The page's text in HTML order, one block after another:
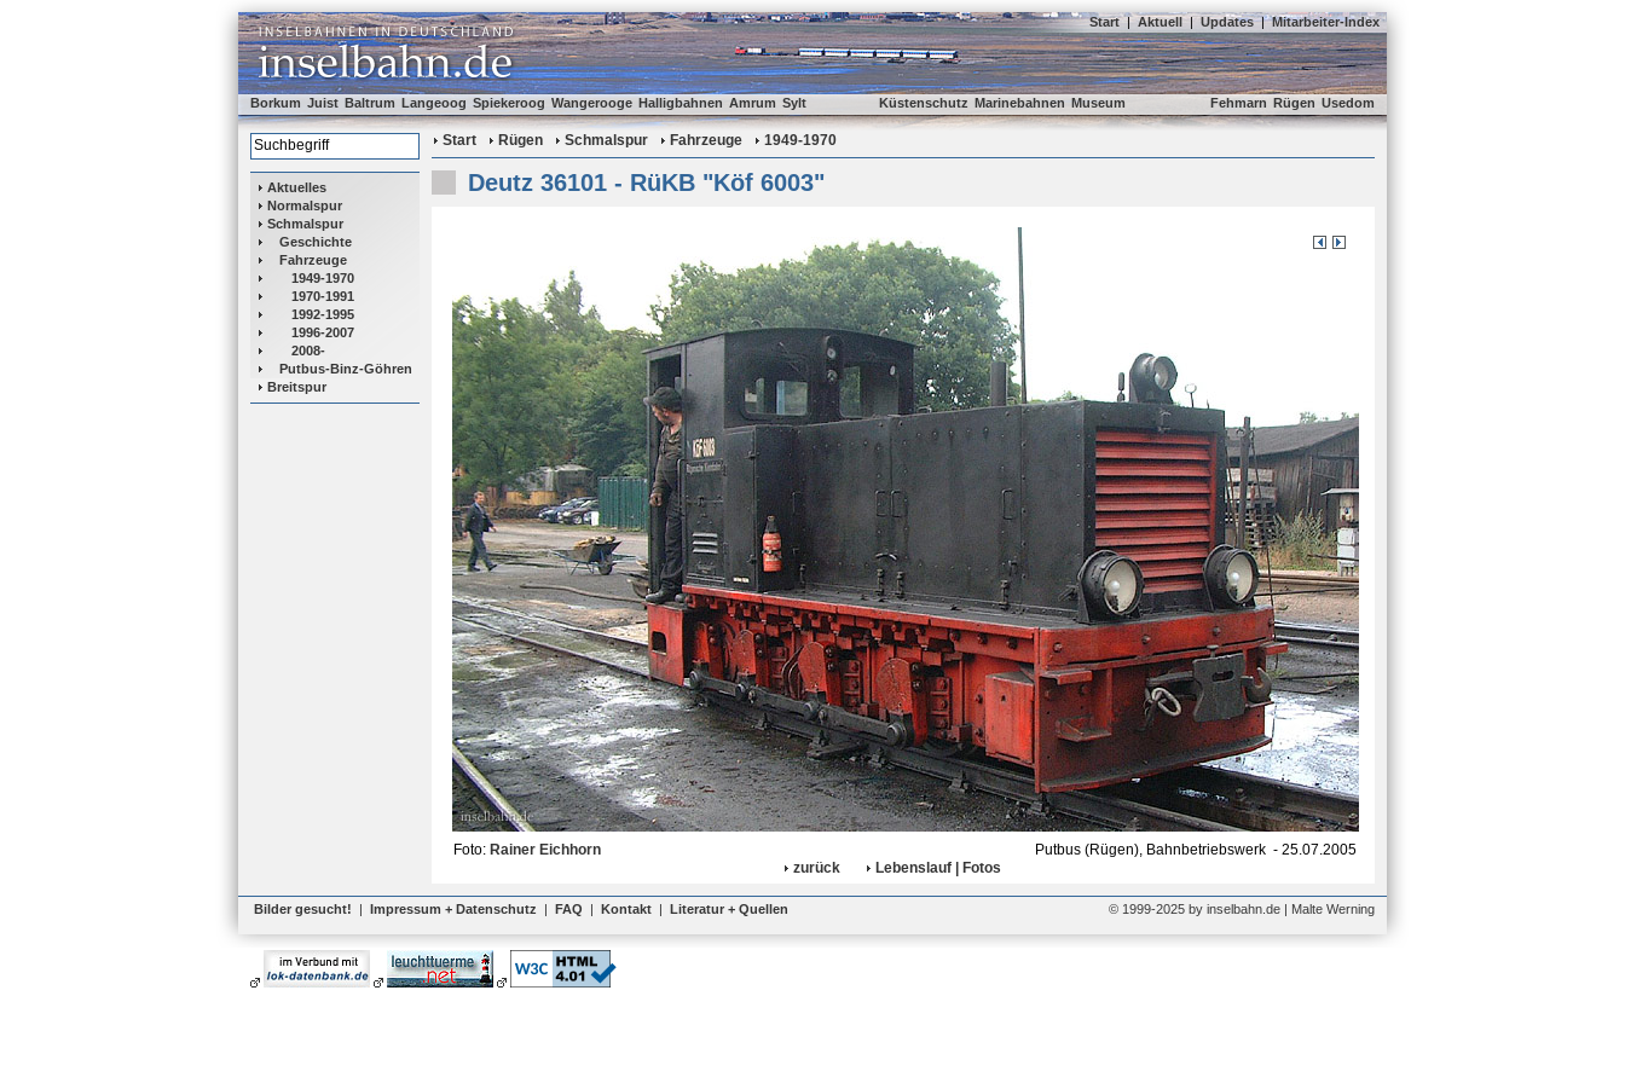
Start | Aktuell | Updates | Mitarbeiter-Index
Borkum Juist Baltrum Langeoog Spiekeroog Wangerooge Halligbahnen Amrum Sylt Küstenschutz Marinebahnen Museum Fehmarn Rügen Usedom
Aktuelles
Normalspur
Schmalspur
Geschichte
Fahrzeuge
1949-1970
1970-1991
1992-1995
1996-2007
2008-
Putbus-Binz-Göhren
Breitspur
Start Rügen Schmalspur Fahrzeuge 1949-1970
Deutz 36101 - RüKB "Köf 6003"
Foto: Rainer Eichhorn
Putbus (Rügen), Bahnbetriebswerk - 25.07.2005
zurück
Lebenslauf | Fotos
Bilder gesucht! | Impressum + Datenschutz | FAQ | Kontakt | Literatur + Quellen © 1999-2025 by inselbahn.de | Malte Werning